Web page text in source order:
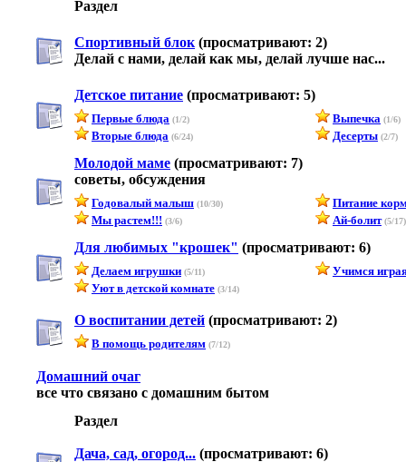
Раздел
Спортивный блок (просматривают: 2)
Делай с нами, делай как мы, делай лучше нас...
Детское питание (просматривают: 5)
Первые блюда (1/2) Выпечка (1/6)
Вторые блюда (6/24) Десерты (2/7)
Молодой маме (просматривают: 7)
советы, обсуждения
Годовалый малыш (10/30)
Питание
Мы растем!!! (3/6) Ай-болит(5/17)
Для любимых "крошек" (просматривают: 6)
Делаем игрушки (5/11)
Учимся
Уют в детской комнате (3/14)
О воспитании детей (просматривают: 2)
В помощь родителям (7/12)
Домашний очаг
все что связано с домашним бытом
Раздел
Дача, сад, огород... (просматривают: 6)